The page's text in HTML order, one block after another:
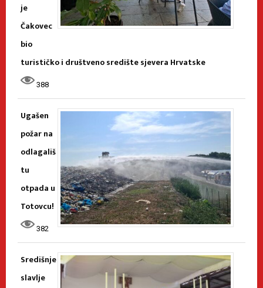
je
Čakovec
bio
turističko i društveno središte sjevera Hrvatske
388
Ugašen
požar na
odlagališ
tu
otpada u
Totovcu!
382
Središnje
slavlje